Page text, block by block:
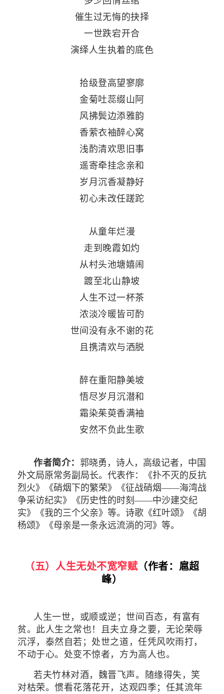
催生过无悔的抉择
一世跌宕开合
演绎人生执着的底色
拾级登高望寥廓
金菊吐蕊缀山阿
风拂鬓边添雅韵
香萦衣袖醉心窝
浅酌清欢思旧事
遥寄牵挂念亲和
岁月沉香凝静好
初心未改任蹉跎
从童年烂漫
走到晚霞如灼
从村头池塘嬉闹
踱至北山静坡
人生不过一杯茶
浓淡冷暖皆可酌
世间没有永不谢的花
且携清欢与洒脱
醉在重阳静美坡
悟尽岁月沉潜和
霜染茱萸香满袖
安然不负此生歌
作者简介： 郭晓勇，诗人，高级记者，中国
外文局原常务副局长。代表作：《扑不灭的反抗
烈火》《硝烟下的繁荣》《征战硝烟——海湾战
争采访纪实》《历史性的时刻——中沙建交纪
实》《我的三个父亲》等。诗歌《红叶颂》《胡
杨颂》《母亲是一条永远流淌的河》等。
（五）人生无处不宽窄赋（作者： 扈超
峰）
人生一世，或顺或逆；世间百态，有富有
贫。此人生之常也！且夫立身之要，无论荣辱
沉浮，泰然自若；处世之道，任凭风吹雨打，
不动于心。处变不惊者，方为高人也。
若夫竹林对酒，魏晋飞声。随缘得失，笑
对枯荣。惯看花落花开，达观四季；任其流年